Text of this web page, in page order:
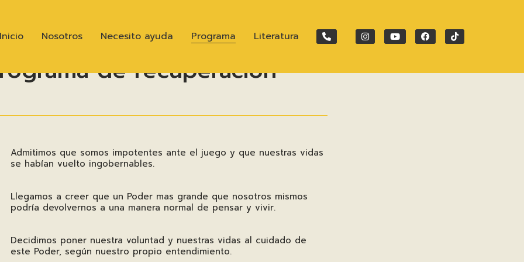
Inicio Nosotros Necesito ayuda Programa Literatura
de recuperación
Admitimos que somos impotentes ante el juego y que nuestras vidas
se habían vuelto ingobernables.
Llegamos a creer que un Poder mas grande que nosotros mismos
podría devolvernos a una manera normal de pensar y vivir.
Decidimos poner nuestra voluntad y nuestras vidas al cuidado de
este Poder, según nuestro propio entendimiento.